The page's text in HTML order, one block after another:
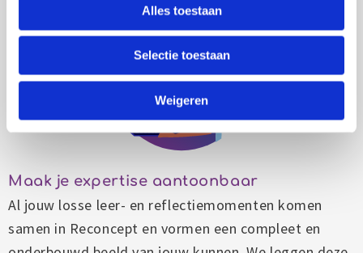
Alles toestaan
Selectie toestaan
Weigeren
Maak je expertise aantoonbaar
Al jouw losse leer- en reflectiemomenten komen
samen in Reconcept en vormen een compleet en